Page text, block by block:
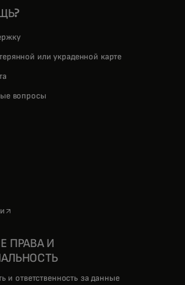
или украденной карте
вопросы
tab
opens in a new tab
ПРАВА И
и ответственность за данные